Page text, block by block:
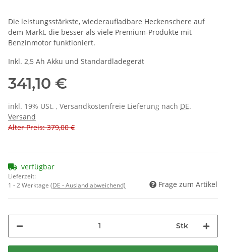
Die leistungsstärkste, wiederaufladbare Heckenschere auf
dem Markt, die besser als viele Premium-Produkte mit
Benzinmotor funktioniert.
Inkl. 2,5 Ah Akku und Standardladegerät
341,10 €
inkl. 19% USt. , Versandkostenfreie Lieferung nach DE.
Versand
Alter Preis: 379,00 €
verfügbar
Lieferzeit:
1 - 2 Werktage (DE - Ausland abweichend) Frage zum Artikel
Stk